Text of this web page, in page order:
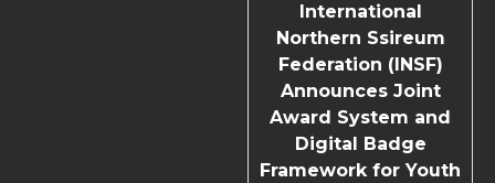
International
Northern Ssireum
Federation (INSF)
Announces Joint
Award System and
Digital Badge
Framework for Youth